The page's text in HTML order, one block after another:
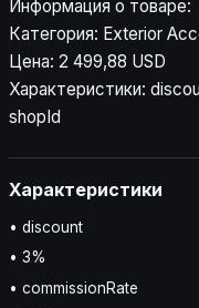
Информация о товаре:
Категория: Exterior
Цена: 2 499,88 USD
Характеристики:
shopId
Характеристики
• discount
• 3%
• commissionRate